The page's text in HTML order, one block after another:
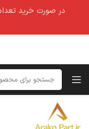
در صورت خرید تعداد